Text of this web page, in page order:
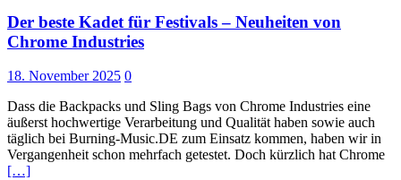
Der beste Kadet für Festivals – Neuheiten von
Chrome Industries
18. November 2025 0
Dass die Backpacks und Sling Bags von Chrome Industries eine
äußerst hochwertige Verarbeitung und Qualität haben sowie auch
täglich bei Burning-Music.DE zum Einsatz kommen, haben wir in
Vergangenheit schon mehrfach getestet. Doch kürzlich hat Chrome
[…]